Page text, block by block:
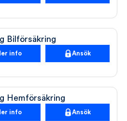
Bilförsäkring
info Ansök
Hemförsäkring
info Ansök